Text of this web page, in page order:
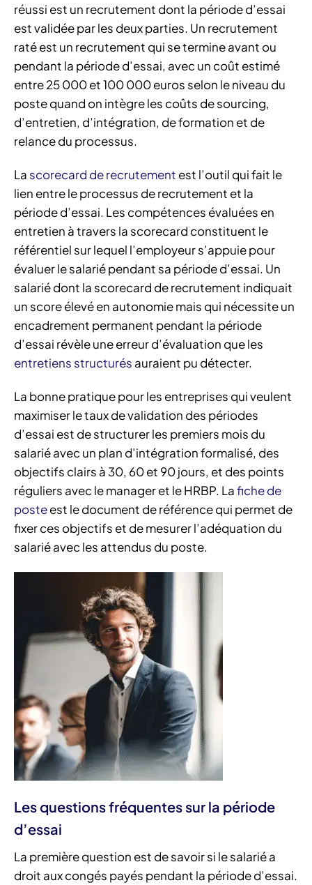
réussi est un recrutement dont la période d’essai
est validée par les deux parties. Un recrutement
raté est un recrutement qui se termine avant ou
pendant la période d’essai, avec un coût estimé
entre 25 000 et 100 000 euros selon le niveau du
poste quand on intègre les coûts de sourcing,
d’entretien, d’intégration, de formation et de
relance du processus.
La scorecard de recrutement est l’outil qui fait le
lien entre le processus de recrutement et la
période d’essai. Les compétences évaluées en
entretien à travers la scorecard constituent le
référentiel sur lequel l’employeur s’appuie pour
évaluer le salarié pendant sa période d’essai. Un
salarié dont la scorecard de recrutement indiquait
un score élevé en autonomie mais qui nécessite un
encadrement permanent pendant la période
d’essai révèle une erreur d’évaluation que les
entretiens structurés auraient pu détecter.
La bonne pratique pour les entreprises qui veulent
maximiser le taux de validation des périodes
d’essai est de structurer les premiers mois du
salarié avec un plan d’intégration formalisé, des
objectifs clairs à 30, 60 et 90 jours, et des points
réguliers avec le manager et le HRBP. Lafiche de
posteest le document de référence qui permet de
fixer ces objectifs et de mesurer l’adéquation du
salarié avec les attendus du poste.
Les questions fréquentes sur la période
d’essai
La première question est de savoir si le salarié a
droit aux congés payés pendant la période d’essai.